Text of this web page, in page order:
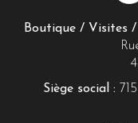
Boutique / Visites
Siège social :